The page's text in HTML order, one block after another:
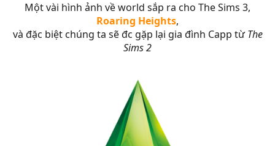
Một vài hình ảnh về world sắp ra cho The Sims 3,
Roaring Heights,
và đặc biệt chúng ta sẽ đc gặp lại gia đình Capp từThe
Sims 2